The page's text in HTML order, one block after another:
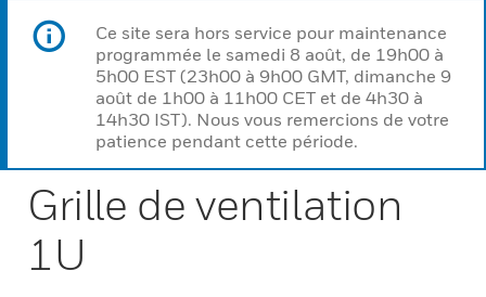
Ce site sera hors service pour maintenance
programmée le samedi 8 août, de 19h00 à
5h00 EST (23h00 à 9h00 GMT, dimanche 9
août de 1h00 à 11h00 CET et de 4h30 à
14h30 IST). Nous vous remercions de votre
patience pendant cette période.
Grille de ventilation
1U